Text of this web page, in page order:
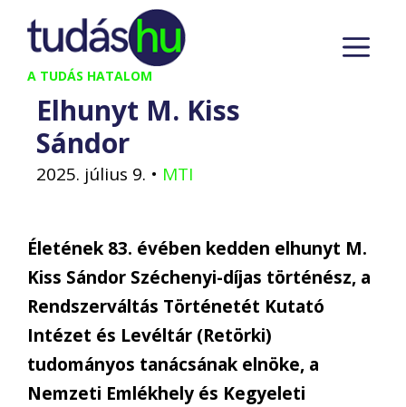
Kilépés
tartalomba
A TUDÁS HATALOM
Elhunyt M. Kiss
Sándor
2025. július 9. • MTI
Életének 83. évében kedden elhunyt M.
Kiss Sándor Széchenyi-díjas történész, a
Rendszerváltás Történetét Kutató
Intézet és Levéltár (Retörki)
tudományos tanácsának elnöke, a
Nemzeti Emlékhely és Kegyeleti